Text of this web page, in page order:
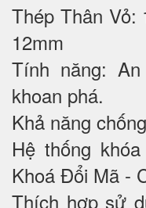
Thép Thân Vỏ:
12mm
Tính năng:
khoan phá.
Khả năng
Hệ thống
Khoá Đổi Mã -
Thích hợp sử